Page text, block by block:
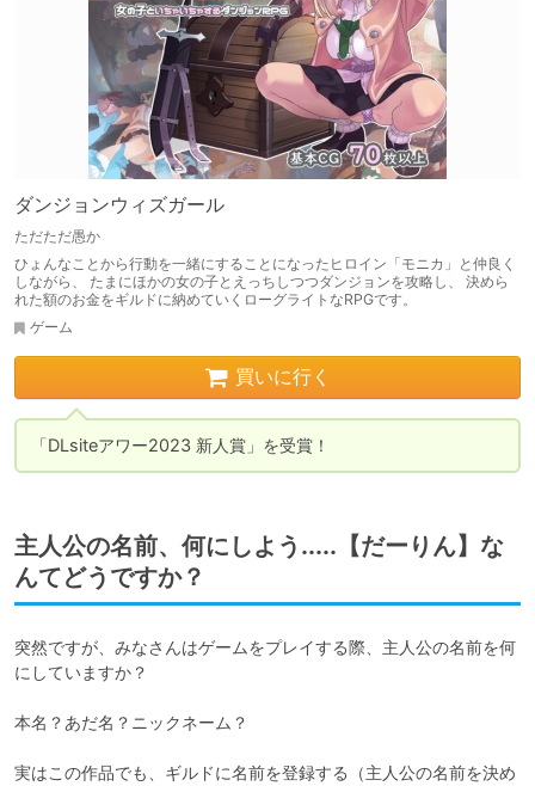
ダンジョンウィズガール
ただただ愚か
ひょんなことから行動を一緒にすることになったヒロイン「モニカ」と仲良く
しながら、 たまにほかの女の子とえっちしつつダンジョンを攻略し、 決めら
れた額のお金をギルドに納めていくローグライトなRPGです。
ゲーム
買いに行く
「DLsiteアワー2023 新人賞」を受賞！
主人公の名前、何にしよう.....【だーりん】な
んてどうですか？
突然ですが、みなさんはゲームをプレイする際、主人公の名前を何
にしていますか？
本名？あだ名？ニックネーム？
実はこの作品でも、ギルドに名前を登録する（主人公の名前を決め